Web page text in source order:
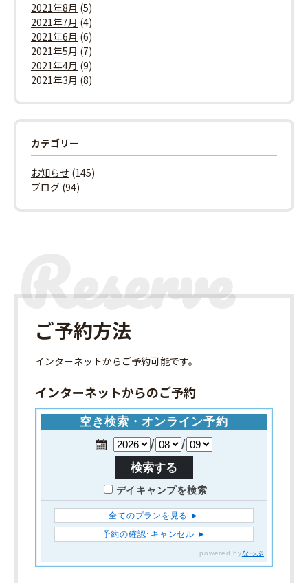
2021年8月 (5)
2021年7月 (4)
2021年6月 (6)
2021年5月 (7)
2021年4月 (9)
2021年3月 (8)
カテゴリー
お知らせ (145)
ブログ (94)
ご予約方法
インターネットからご予約可能です。
インターネットからのご予約